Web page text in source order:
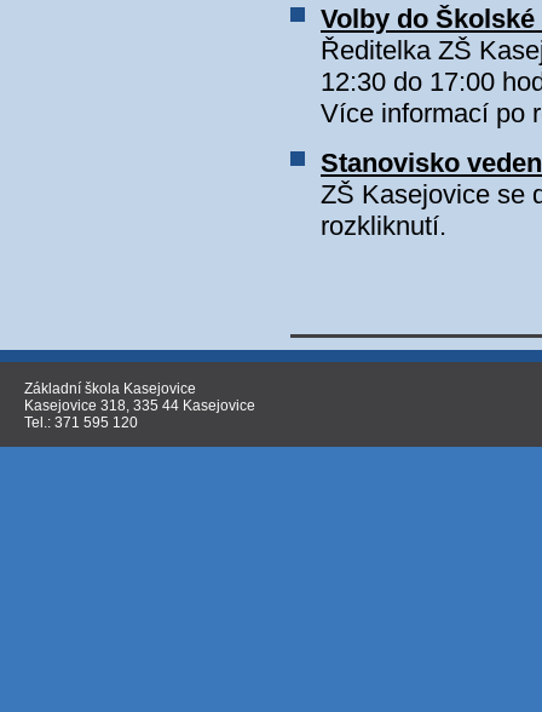
Volby do
Ředitelka ZŠ
12:30 do 17:00
Více informací po
Stanovisko
ZŠ Kasejovice se
rozkliknutí.
Základní škola Kasejovice
Kasejovice 318, 335 44 Kasejovice
Tel.: 371 595 120